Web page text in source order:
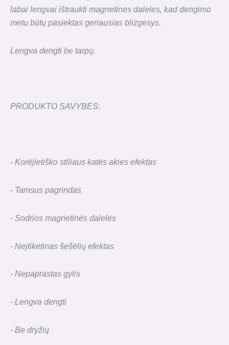
labai lengvai ištraukti magnetines daleles, kad dengimo
metu būtų pasiektas geriausias blizgesys.
Lengva dengti be tarpų.
PRODUKTO SAVYBĖS:
- Korėjietiško stiliaus katės akies efektas
- Tamsus pagrindas
- Sodrios magnetinės dalelės
- Neįtikėtinas šešėlių efektas
- Nepaprastas gylis
- Lengva dengti
- Be dryžių